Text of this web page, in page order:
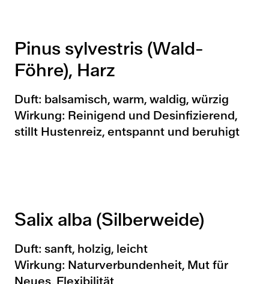
Pinus sylvestris (Wald-
Föhre), Harz
Duft: balsamisch, warm, waldig, würzig
Wirkung: Reinigend und Desinfizierend,
stillt Hustenreiz, entspannt und beruhigt
Salix alba (Silberweide)
Duft: sanft, holzig, leicht
Wirkung: Naturverbundenheit, Mut für